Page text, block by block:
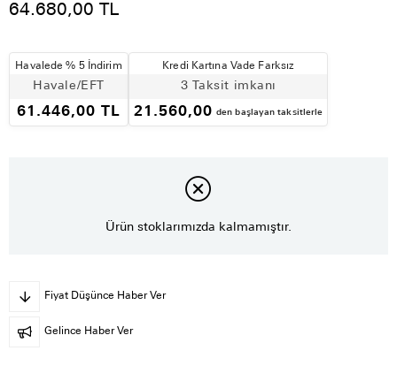
64.680,00 TL
Havalede % 5 İndirim
Havale/EFT
61.446,00 TL
Kredi Kartına Vade Farksız
3 Taksit imkanı
21.560,00 den başlayan taksitlerle
Ürün stoklarımızda kalmamıştır.
Fiyat Düşünce Haber Ver
Gelince Haber Ver